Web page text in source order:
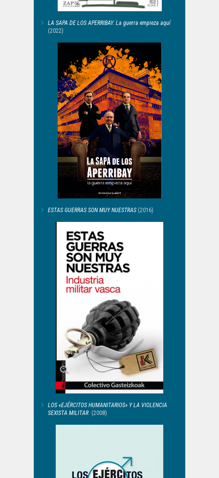
LA SAPA DE LOS APERRIBAY. La guerra empieza aquí
(2022)
ESTAS GUERRAS SON MUY NUESTRAS (2016)
LOS «EJÉRCITOS HUMANITARIOS» Y LA VIOLENCIA
SEXISTA MILITAR (2008)